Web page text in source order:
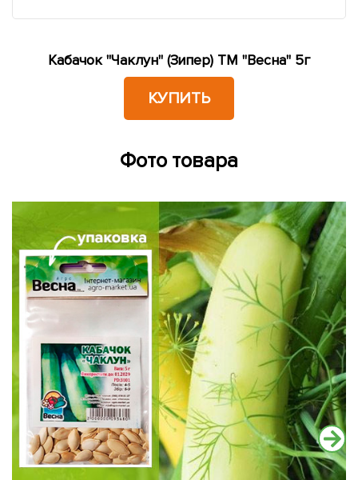
Кабачок "Чаклун" (Зипер) ТМ "Весна" 5г
КУПИТЬ
Фото товара